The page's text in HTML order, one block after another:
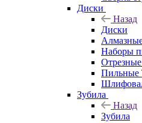
Диски
Назад
Диски
Наборы
Пильные
Зубила
Назад
Зубила